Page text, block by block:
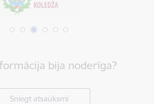
bija noderīga?
Sniegt atsauksmi